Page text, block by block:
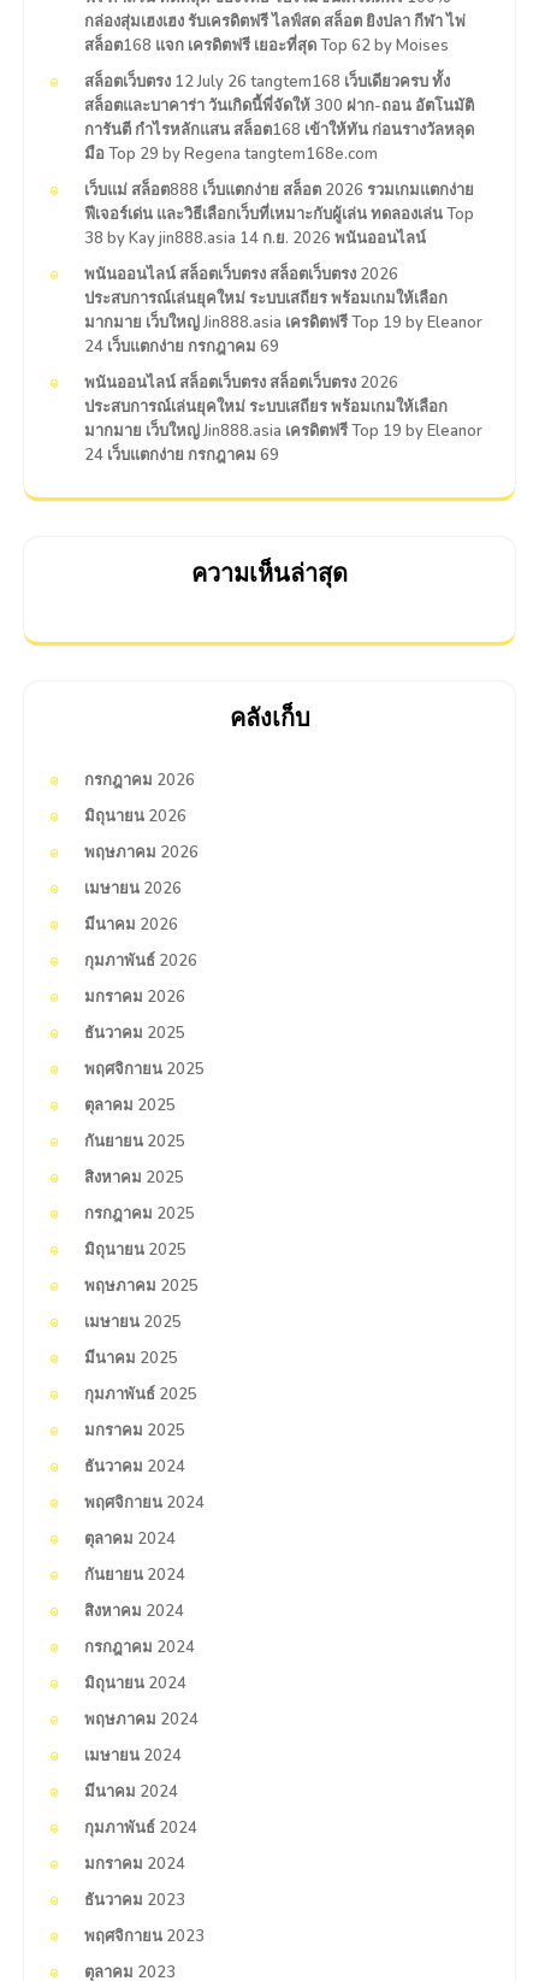
กล่องสุ่มเฮงเฮง รับเครดิตฟรี ไลฟ์สด สล็อต ยิงปลา กีฬา ไพ่
สล็อต168 แจก เครดิตฟรี เยอะที่สุด Top 62 by Moises
สล็อตเว็บตรง 12 July 26 tangtem168 เว็บเดียวครบ ทั้ง
สล็อตและบาคาร่า วันเกิดนี้พี่จัดให้ 300 ฝาก-ถอน อัตโนมัติ
การันตี กำไรหลักแสน สล็อต168 เข้าให้ทัน ก่อนรางวัลหลุด
มือ Top 29 by Regena tangtem168e.com
เว็บแม่ สล็อต888 เว็บแตกง่าย สล็อต 2026 รวมเกมแตกง่าย
ฟีเจอร์เด่น และวิธีเลือกเว็บที่เหมาะกับผู้เล่น ทดลองเล่น Top
38 by Kay jin888.asia 14 ก.ย. 2026 พนันออนไลน์
พนันออนไลน์ สล็อตเว็บตรง สล็อตเว็บตรง 2026
ประสบการณ์เล่นยุคใหม่ ระบบเสถียร พร้อมเกมให้เลือก
มากมาย เว็บใหญ่ Jin888.asia เครดิตฟรี Top 19 by Eleanor
24 เว็บแตกง่าย กรกฎาคม 69
พนันออนไลน์ สล็อตเว็บตรง สล็อตเว็บตรง 2026
ประสบการณ์เล่นยุคใหม่ ระบบเสถียร พร้อมเกมให้เลือก
มากมาย เว็บใหญ่ Jin888.asia เครดิตฟรี Top 19 by Eleanor
24 เว็บแตกง่าย กรกฎาคม 69
ความเห็นล่าสุด
คลังเก็บ
กรกฎาคม 2026
มิถุนายน 2026
พฤษภาคม 2026
เมษายน 2026
มีนาคม 2026
กุมภาพันธ์ 2026
มกราคม 2026
ธันวาคม 2025
พฤศจิกายน 2025
ตุลาคม 2025
กันยายน 2025
สิงหาคม 2025
กรกฎาคม 2025
มิถุนายน 2025
พฤษภาคม 2025
เมษายน 2025
มีนาคม 2025
กุมภาพันธ์ 2025
มกราคม 2025
ธันวาคม 2024
พฤศจิกายน 2024
ตุลาคม 2024
กันยายน 2024
สิงหาคม 2024
กรกฎาคม 2024
มิถุนายน 2024
พฤษภาคม 2024
เมษายน 2024
มีนาคม 2024
กุมภาพันธ์ 2024
มกราคม 2024
ธันวาคม 2023
พฤศจิกายน 2023
ตุลาคม 2023